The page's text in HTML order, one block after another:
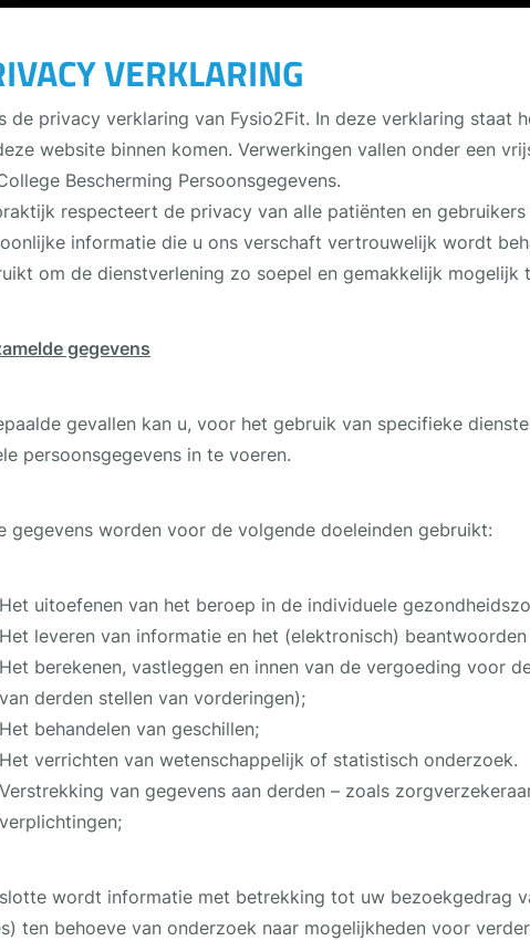
VERKLARING
de privacy verklaring van Fysio2Fit. In deze verklaring staat
website binnen komen. Verwerkingen vallen onder een
Bescherming Persoonsgegevens.
respecteert de privacy van alle patiënten en
informatie die u ons verschaft vertrouwelijk wordt
om de dienstverlening zo soepel en gemakkelijk mogelijk
gegevens
gevallen kan u, voor het gebruik van specifieke
persoonsgegevens in te voeren.
gegevens worden voor de volgende doeleinden gebruikt:
Het uitoefenen van het beroep in de individuele
Het leveren van informatie en het (elektronisch)
Het berekenen, vastleggen en innen van de vergoeding voor
van derden stellen van vorderingen);
Het behandelen van geschillen;
Het verrichten van wetenschappelijk of statistisch onderzoek.
Verstrekking van gegevens aan derden – zoals
verplichtingen;
wordt informatie met betrekking tot uw bezoekgedrag
ten behoeve van onderzoek naar mogelijkheden voor